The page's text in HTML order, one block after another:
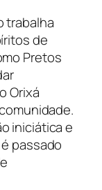
trabalha
de
Pretos
Orixá
iniciática e
passado